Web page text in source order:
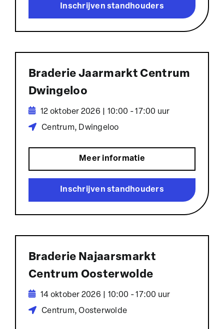
Inschrijven standhouders
Braderie Jaarmarkt Centrum
Dwingeloo
12 oktober 2026 | 10:00 - 17:00 uur
Centrum, Dwingeloo
Meer informatie
Inschrijven standhouders
Braderie Najaarsmarkt
Centrum Oosterwolde
14 oktober 2026 | 10:00 - 17:00 uur
Centrum, Oosterwolde